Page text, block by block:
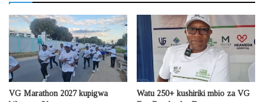
VG Marathon 2027 kupigwa
Watu 250+ kushiriki mbio za VG